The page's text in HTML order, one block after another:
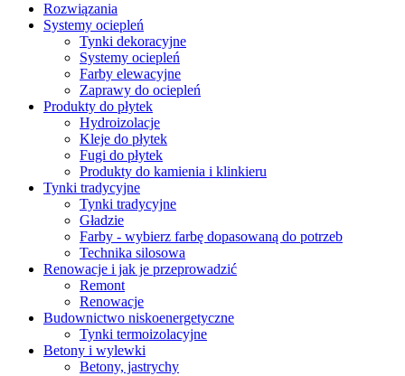
Rozwiązania
Systemy ociepleń
Tynki dekoracyjne
Systemy ociepleń
Farby elewacyjne
Zaprawy do ociepleń
Produkty do płytek
Hydroizolacje
Kleje do płytek
Fugi do płytek
Produkty do kamienia i klinkieru
Tynki tradycyjne
Tynki tradycyjne
Gładzie
Farby - wybierz farbę dopasowaną do potrzeb
Technika silosowa
Renowacje i jak je przeprowadzić
Remont
Renowacje
Budownictwo niskoenergetyczne
Tynki termoizolacyjne
Betony i wylewki
Betony, jastrychy